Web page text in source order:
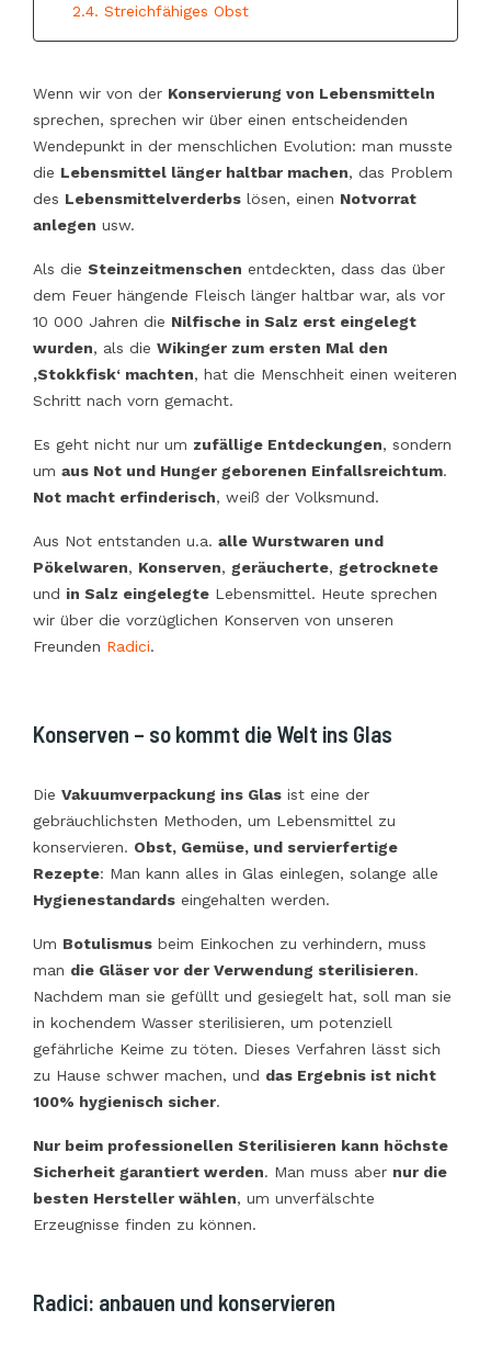
2.4. Streichfähiges Obst
Wenn wir von der Konservierung von Lebensmitteln
sprechen, sprechen wir über einen entscheidenden
Wendepunkt in der menschlichen Evolution: man musste
die Lebensmittel länger haltbar machen, das Problem
des Lebensmittelverderbs lösen, einen Notvorrat
anlegen usw.
Als die Steinzeitmenschen entdeckten, dass das über
dem Feuer hängende Fleisch länger haltbar war, als vor
10 000 Jahren die Nilfische in Salz erst eingelegt
wurden, als die Wikinger zum ersten Mal den
‚Stokkfisk‘ machten, hat die Menschheit einen weiteren
Schritt nach vorn gemacht.
Es geht nicht nur um zufällige Entdeckungen, sondern
um aus Not und Hunger geborenen Einfallsreichtum.
Not macht erfinderisch, weiß der Volksmund.
Aus Not entstanden u.a. alle Wurstwaren und
Pökelwaren, Konserven, geräucherte, getrocknete
und in Salz eingelegte Lebensmittel. Heute sprechen
wir über die vorzüglichen Konserven von unseren
Freunden Radici.
Konserven – so kommt die Welt ins Glas
Die Vakuumverpackung ins Glas ist eine der
gebräuchlichsten Methoden, um Lebensmittel zu
konservieren. Obst, Gemüse, und servierfertige
Rezepte: Man kann alles in Glas einlegen, solange alle
Hygienestandards eingehalten werden.
Um Botulismus beim Einkochen zu verhindern, muss
man die Gläser vor der Verwendung sterilisieren.
Nachdem man sie gefüllt und gesiegelt hat, soll man sie
in kochendem Wasser sterilisieren, um potenziell
gefährliche Keime zu töten. Dieses Verfahren lässt sich
zu Hause schwer machen, und das Ergebnis ist nicht
100% hygienisch sicher.
Nur beim professionellen Sterilisieren kann höchste
Sicherheit garantiert werden. Man muss aber nur die
besten Hersteller wählen, um unverfälschte
Erzeugnisse finden zu können.
Radici: anbauen und konservieren